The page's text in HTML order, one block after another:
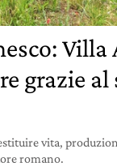
Villa
grazie
vita,
romano.